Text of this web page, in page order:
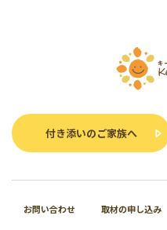
付き添いのご家族へ
お問い合わせ 取材の申し込み